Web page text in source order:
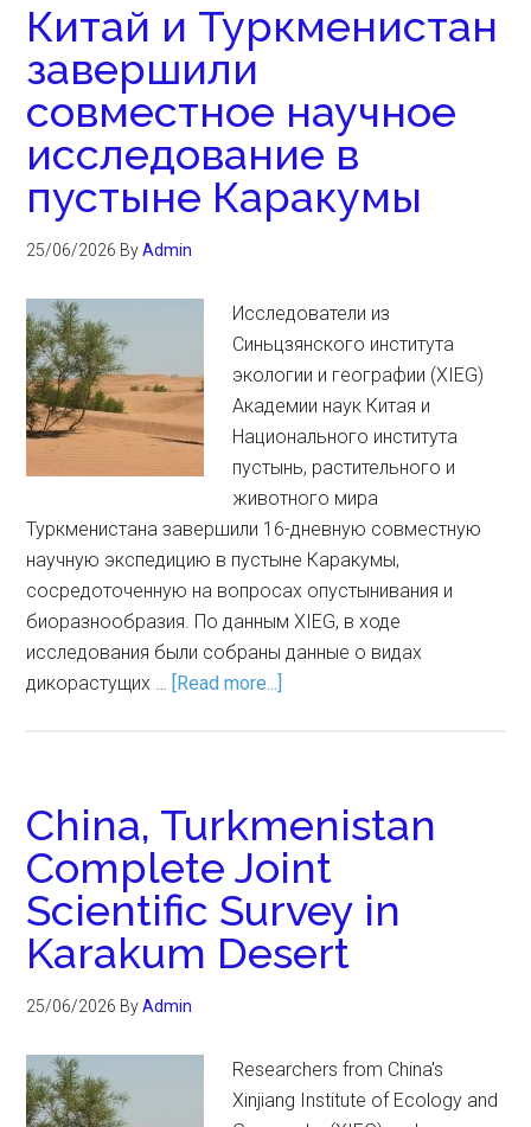
Китай и Туркменистан
завершили
совместное научное
исследование в
пустыне Каракумы
25/06/2026 ByAdmin
Исследователи из
Синьцзянского института
экологии и географии (XIEG)
Академии наук Китая и
Национального института
пустынь, растительного и
животного мира
Туркменистана завершили 16-дневную совместную
научную экспедицию в пустыне Каракумы,
сосредоточенную на вопросах опустынивания и
биоразнообразия. По данным XIEG, в ходе
исследования были собраны данные о видах
дикорастущих … [Read more...]
China, Turkmenistan
Complete Joint
Scientific Survey in
Karakum Desert
25/06/2026 ByAdmin
Researchers from China's
Xinjiang Institute of Ecology and